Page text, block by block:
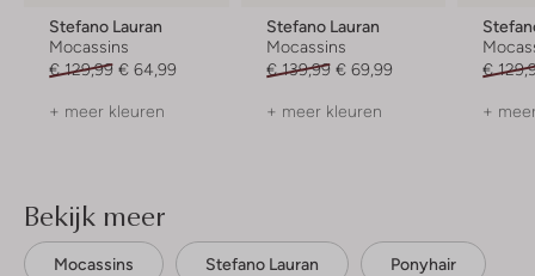
Stefano Lauran
Mocassins
€ 129,99 € 64,99
+ meer kleuren
Stefano Lauran
Mocassins
€ 139,99 € 69,99
+ meer kleuren
€
+
Bekijk meer
Mocassins Stefano Lauran Ponyhair